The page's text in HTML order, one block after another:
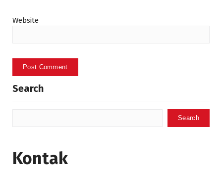
Website
Search
Search
Kontak